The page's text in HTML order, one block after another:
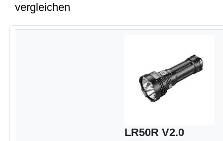
vergleichen
LR50R V2.0